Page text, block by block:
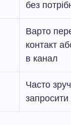
без
Варто
контакт
в канал
Часто